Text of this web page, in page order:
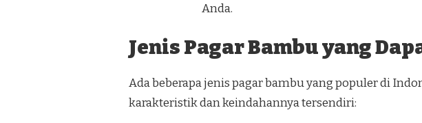
Anda.
Jenis Pagar Bambu yang
Ada beberapa jenis pagar bambu yang populer di
karakteristik dan keindahannya tersendiri: